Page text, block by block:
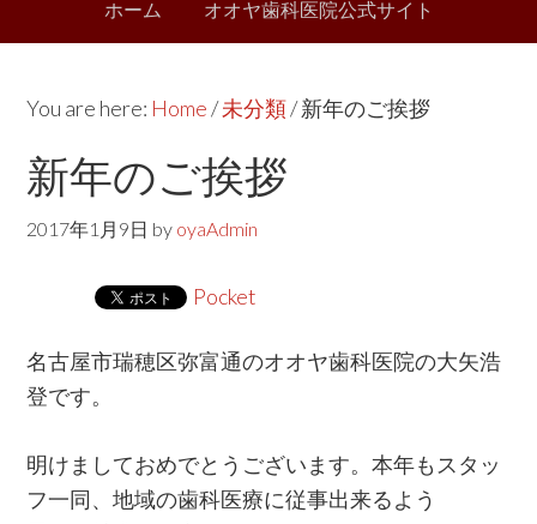
i
s
w
i
t
navigation
ホーム オオヤ歯科医院公式サイト
You are here: Home/未分類/新年のご挨拶
新年のご挨拶
2017年1月9日 by oyaAdmin
Pocket
名古屋市瑞穂区弥富通のオオヤ歯科医院の大矢浩
登です。
明けましておめでとうございます。本年もスタッ
フ一同、地域の歯科医療に従事出来るよう